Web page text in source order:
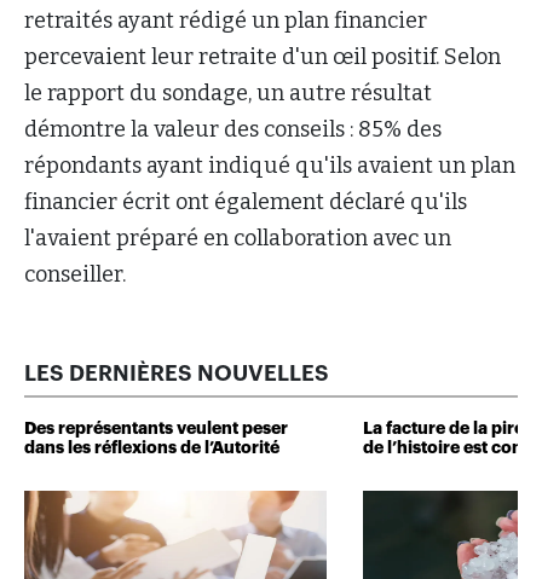
retraités ayant rédigé un plan financier
percevaient leur retraite d'un œil positif. Selon
le rapport du sondage, un autre résultat
démontre la valeur des conseils : 85% des
répondants ayant indiqué qu'ils avaient un plan
financier écrit ont également déclaré qu'ils
l'avaient préparé en collaboration avec un
conseiller.
LES DERNIÈRES NOUVELLES
Des représentants veulent peser
dans les réflexions de l’Autorité
La facture de la pire
de l’histoire est